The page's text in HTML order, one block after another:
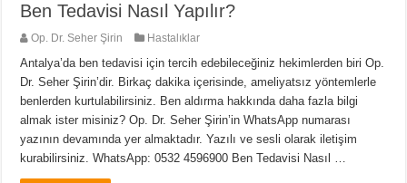
Ben Tedavisi Nasıl Yapılır?
Op. Dr. Seher Şirin Hastalıklar
Antalya’da ben tedavisi için tercih edebileceğiniz hekimlerden biri Op.
Dr. Seher Şirin’dir. Birkaç dakika içerisinde, ameliyatsız yöntemlerle
benlerden kurtulabilirsiniz. Ben aldırma hakkında daha fazla bilgi
almak ister misiniz? Op. Dr. Seher Şirin’in WhatsApp numarası
yazının devamında yer almaktadır. Yazılı ve sesli olarak iletişim
kurabilirsiniz. WhatsApp: 0532 4596900 Ben Tedavisi Nasıl …